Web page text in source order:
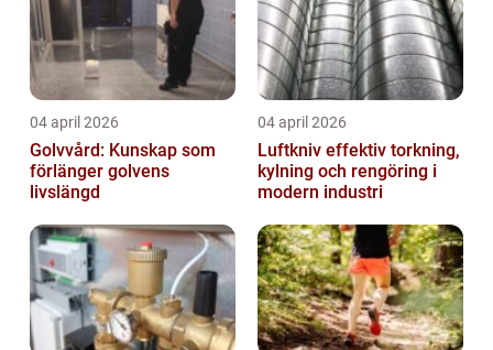
04 april 2026
Golvvård: Kunskap som
förlänger golvens
livslängd
04 april 2026
Luftkniv effektiv torkning,
kylning och rengöring i
modern industri